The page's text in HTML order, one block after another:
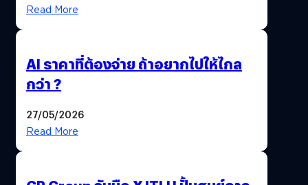
Read More
AI ราคาที่ต้องจ่าย ถ้าอยากไปให้ไกล
กว่า ?
27/05/2026
Read More